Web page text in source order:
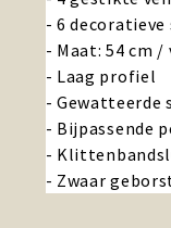
- 6
- Maat: 54 cm /
- Laag profiel
- Gewatteerde
- Bijpassende
-
- Zwaar